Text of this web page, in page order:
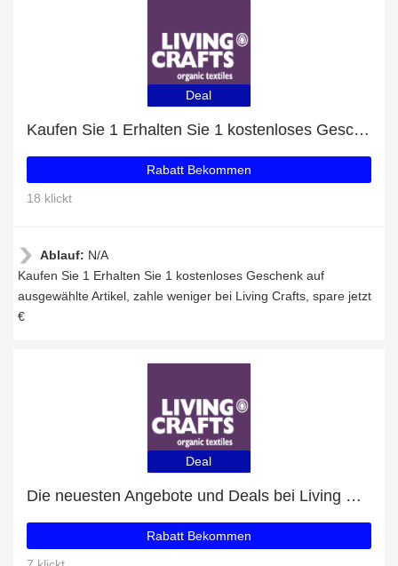
Deal
Kaufen Sie 1 Erhalten Sie 1 kostenloses Geschenk auf ausgewählte Artikel
Rabatt Bekommen
18 klickt
Ablauf: N/A
Kaufen Sie 1 Erhalten Sie 1 kostenloses Geschenk auf
ausgewählte Artikel, zahle weniger bei Living Crafts, spare jetzt
€
Deal
Die neuesten Angebote und Deals bei Living Crafts
Rabatt Bekommen